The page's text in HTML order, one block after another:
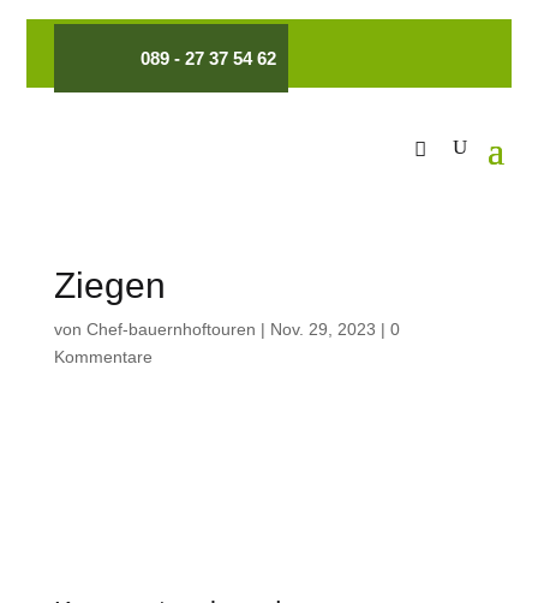
089 - 27 37 54 62
Ziegen
von Chef-bauernhoftouren | Nov. 29, 2023 | 0
Kommentare